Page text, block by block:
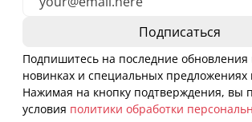
Подпишитесь на последние обновления
новинках и специальных
Нажимая на кнопку подтверждения, вы
условия политики обработки